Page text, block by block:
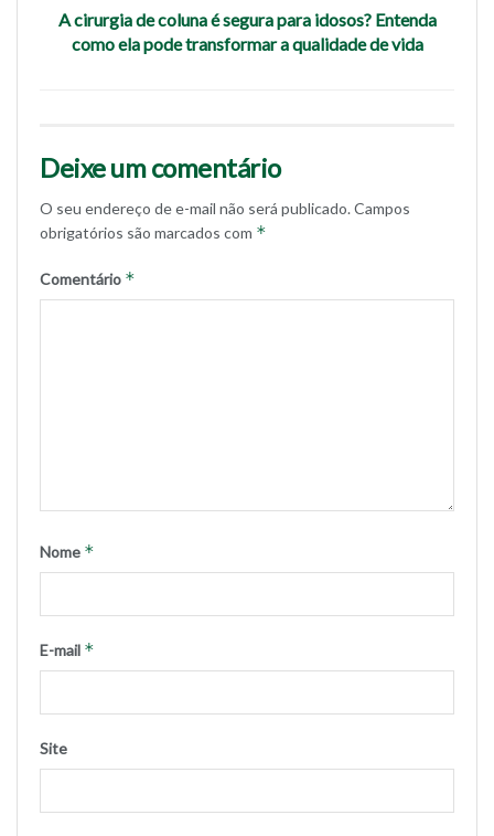
A cirurgia de coluna é segura para idosos? Entenda
como ela pode transformar a qualidade de vida
Deixe um comentário
O seu endereço de e-mail não será publicado.Campos
obrigatórios são marcados com *
Comentário *
Nome *
E-mail *
Site